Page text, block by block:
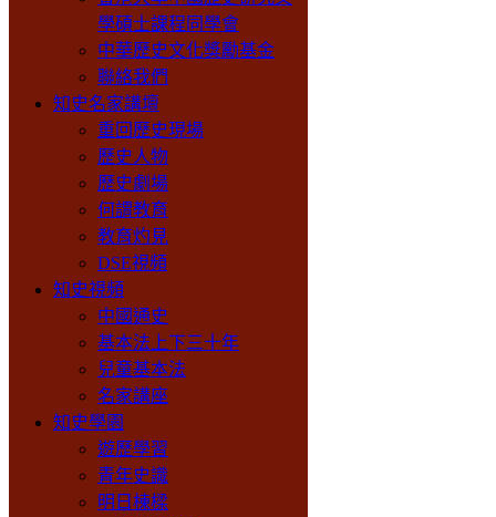
學碩士課程同學會
中華歷史文化獎勵基金
聯絡我們
知史名家講壇
重回歷史現場
歷史人物
歷史劇場
何謂教育
教育灼見
DSE視頻
知史視頻
中國通史
基本法上下三十年
兒童基本法
名家講座
知史學園
遊歷學習
青年史識
明日棟樑